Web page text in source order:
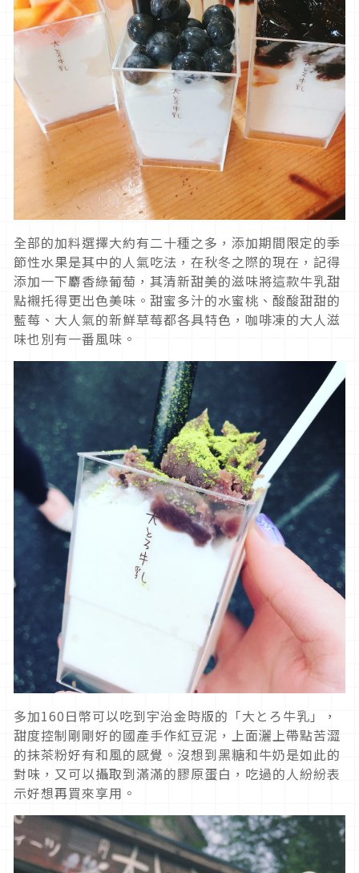
全部的加料選擇大約有二十種之多，添加期間限定的季
節性水果是其中的人氣吃法，在秋冬之際的現在，記得
添加一下麝香綠葡萄，其清新甜美的滋味將這款牛乳甜
點襯托得更出色美味。甜蜜多汁的水蜜桃、酸酸甜甜的
藍莓、大人氣的新鮮草莓都各具特色，咖啡凍的大人滋
味也別有一番風味。
多加160日幣可以吃到宇治金時版的「大とろ牛乳」，
甜度控制剛剛好的國產手作紅豆泥，上面灑上帶點苦澀
的抹茶粉好有和風的感覺。沒想到黑糖和牛奶是如此的
對味，又可以攝取到滿滿的膠原蛋白，吃過的人紛紛表
示好想再買來享用。